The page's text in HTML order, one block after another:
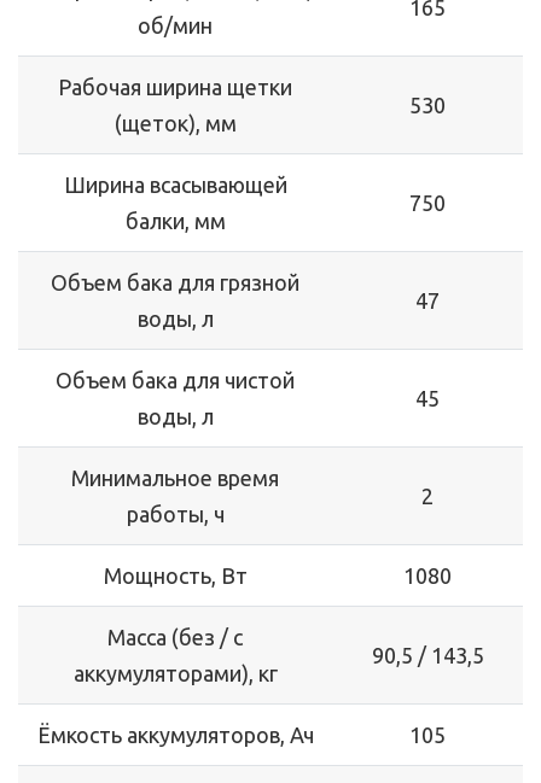
об/мин
165
Рабочая ширина щетки
(щеток), мм
530
Ширина всасывающей
балки, мм
750
Объем бака для грязной
воды, л
47
Объем бака для чистой
воды, л
45
Минимальное время
работы, ч
2
Мощность, Вт 1080
Масса (без / с
аккумуляторами), кг
90,5 / 143,5
Ёмкость аккумуляторов, Ач 105